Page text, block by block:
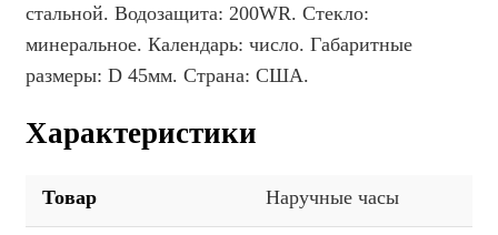
стальной. Водозащита: 200WR. Стекло:
минеральное. Календарь: число. Габаритные
размеры: D 45мм. Страна: США.
Характеристики
Товар Наручные часы